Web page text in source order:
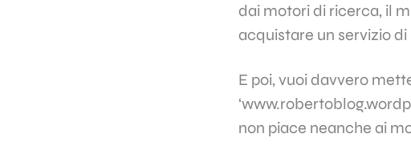
dai motori di ricerca, il
acquistare un servizio
E poi, vuoi davvero
non piace neanche ai